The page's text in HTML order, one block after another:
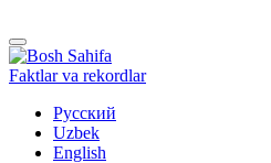
Faktlar va rekordlar
Русский
Uzbek
English